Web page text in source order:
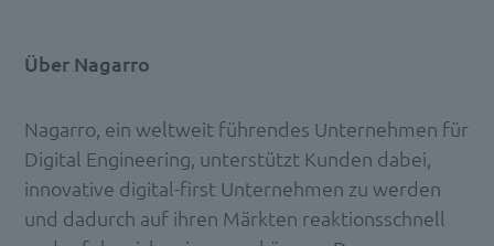
Über Nagarro
Nagarro, ein weltweit führendes Unternehmen für
Digital Engineering, unterstützt Kunden dabei,
innovative digital-first Unternehmen zu werden
und dadurch auf ihren Märkten reaktionsschnell